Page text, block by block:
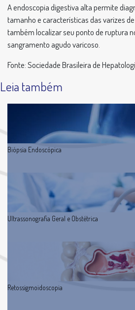
A endoscopia digestiva alta permite
tamanho e características das varizes
também localizar seu ponto de ruptura
sangramento agudo varicoso.
Fonte: Sociedade Brasileira de
Leia também
Biópsia Endoscópica
Ultrassonografia Geral e Obstétrica
Retossigmoidoscopia